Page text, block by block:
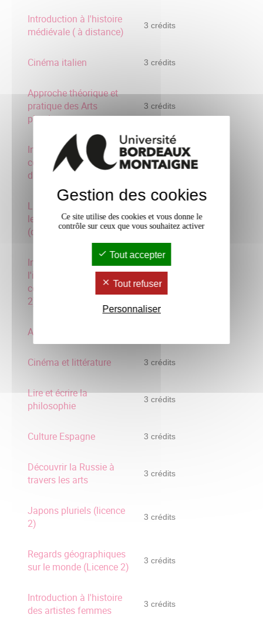
Introduction à l'histoire
médiévale ( à distance)
3 crédits
Cinéma italien 3 crédits
Approche théorique et
pratique des Arts
plastiques
3 crédits
Introduction à l'histoire
contemporaine (à
distance)
3 crédits
La langue française dans
le temps et dans l'espace
(distance
3 crédits
Initiation aux sciences de
l'information et
communication (Licence
2)
3 crédits
Art et culture arabe
Cinéma et littérature 3 crédits
Lire et écrire la
philosophie
3 crédits
Culture Espagne 3 crédits
Découvrir la Russie à
travers les arts
3 crédits
Japons pluriels (licence
2)
3 crédits
Regards géographiques
sur le monde (Licence 2)
3 crédits
Introduction à l'histoire
des artistes femmes
3 crédits
Gestion des cookies
Ce site utilise des cookies et vous donne le
contrôle sur ceux que vous souhaitez activer
Tout accepter
Tout refuser
Personnaliser